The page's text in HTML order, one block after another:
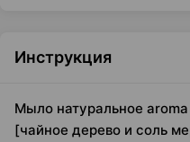
Инструкция
Мыло натуральное
[чайное дерево и соль